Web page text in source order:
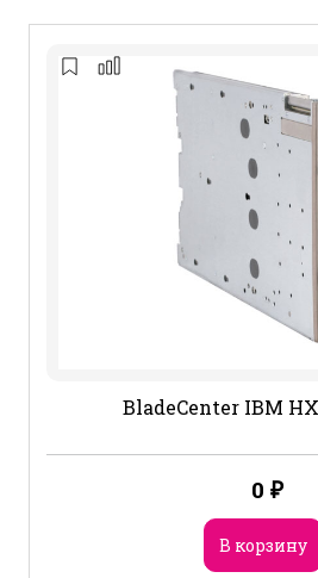
BladeCenter IBM
0 ₽
В корзину